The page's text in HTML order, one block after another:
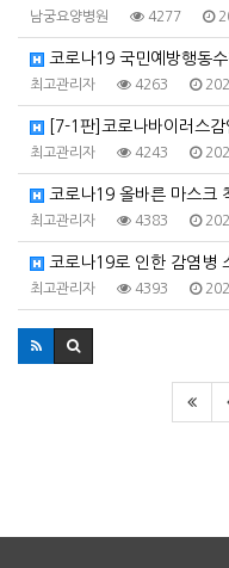
남궁요양병원 4277
코로나19 국민예방행동수
최고관리자 4263
[7-1판]코로나바이러스
최고관리자 4243
코로나19 올바른 마스크
최고관리자 4383
코로나19로 인한 감염병
최고관리자 4393